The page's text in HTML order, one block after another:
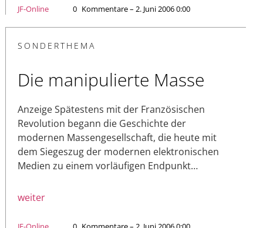
JF-Online 0 Kommentare – 2. Juni 2006 0:00
SONDERTHEMA
Die manipulierte Masse
Anzeige Spätestens mit der Französischen
Revolution begann die Geschichte der
modernen Massengesellschaft, die heute mit
dem Siegeszug der modernen elektronischen
Medien zu einem vorläufigen Endpunkt…
weiter